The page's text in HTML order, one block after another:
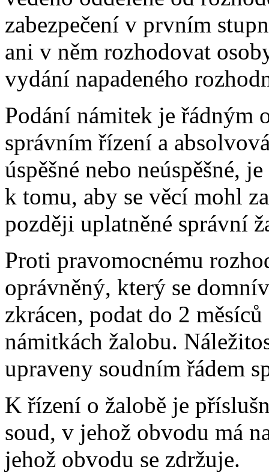
zabezpečení v prvním
ani v něm rozhodovat
vydání napadeného
Podání námitek je řádným
správním řízení a
úspěšné nebo neúspěšné,
k tomu, aby se věcí mohl
později uplatněné správní
Proti pravomocnému
oprávněný, který se
zkrácen, podat do 2
námitkách žalobu.
upraveny soudním řádem
K řízení o žalobě je
soud, v jehož obvodu má
jehož obvodu se zdržuje.